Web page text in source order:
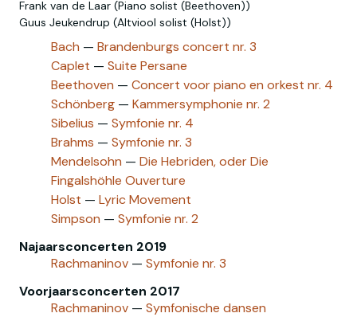
Frank van de Laar (Piano solist (Beethoven))
Guus Jeukendrup (Altviool solist (Holst))
Bach — Brandenburgs concert nr. 3
Caplet — Suite Persane
Beethoven — Concert voor piano en orkest nr. 4
Schönberg — Kammersymphonie nr. 2
Sibelius — Symfonie nr. 4
Brahms — Symfonie nr. 3
Mendelsohn — Die Hebriden, oder Die
Fingalshöhle Ouverture
Holst — Lyric Movement
Simpson — Symfonie nr. 2
Najaarsconcerten 2019
Rachmaninov — Symfonie nr. 3
Voorjaarsconcerten 2017
Rachmaninov — Symfonische dansen